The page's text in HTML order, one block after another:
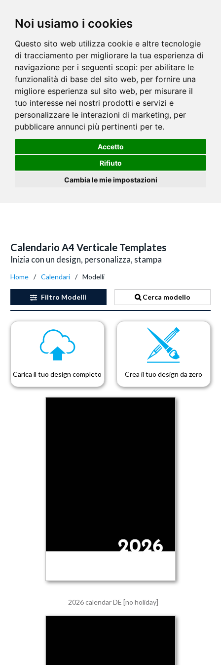
Noi usiamo i cookies
Questo sito web utilizza cookie e altre tecnologie
di tracciamento per migliorare la tua esperienza di
navigazione per i seguenti scopi: per abilitare le
funzionalità di base del sito web, per fornire una
migliore esperienza sul sito web, per misurare il
tuo interesse nei nostri prodotti e servizi e
personalizzare le interazioni di marketing, per
pubblicare annunci più pertinenti per te.
Accetto
Rifiuto
Cambia le mie impostazioni
Calendario A4 Verticale Templates
Inizia con un design, personalizza, stampa
Home Calendari Modelli
Filtro Modelli Cerca modello
Carica il tuo design completo Crea il tuo design da zero
2026 calendar DE [no holiday]